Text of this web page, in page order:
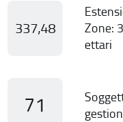
337,48
Zone:
ettari
71